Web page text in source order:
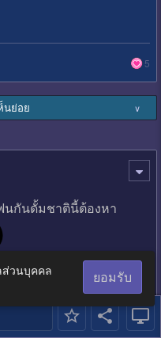
5
นย่อย ∨
นกันดั้มชาตินี้ต้องหา
ส่วนบุคคล
ยอมรับ